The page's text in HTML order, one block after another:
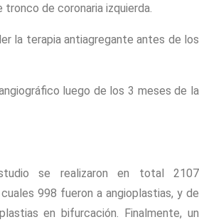
tronco de coronaria izquierda.
la terapia antiagregante antes de los
luego de los 3 meses de la
se realizaron en total 2107
998 fueron a angioplastias, y de
en bifurcación. Finalmente, un